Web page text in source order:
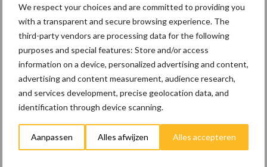
We respect your choices and are committed to providing you
with a transparent and secure browsing experience. The
third-party vendors are processing data for the following
purposes and special features: Store and/or access
information on a device, personalized advertising and content,
advertising and content measurement, audience research,
and services development, precise geolocation data, and
identification through device scanning.
Aanpassen Alles afwijzen Alles accepteren
Wet en regelgeving Diergezondheid
Pluimveerechten Stikstof